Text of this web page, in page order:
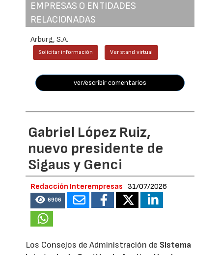
EMPRESAS O ENTIDADES
RELACIONADAS
Arburg, S.A.
Solicitar información Ver stand virtual
ver/escribir comentarios
Gabriel López Ruiz,
nuevo presidente de
Sigaus y Genci
Redacción Interempresas 31/07/2026
6906
Los Consejos de Administración de Sistema